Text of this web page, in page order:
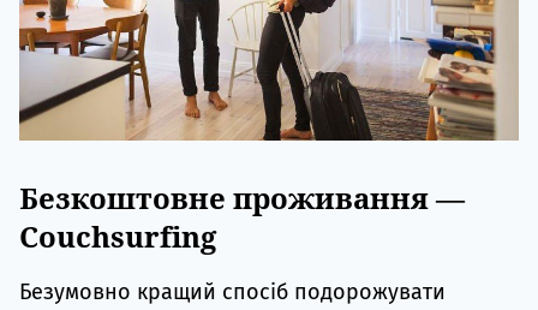
Безкоштовне проживання —
Couchsurfing
Безумовно кращий спосіб подорожувати